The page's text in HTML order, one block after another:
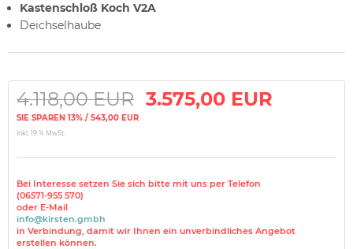
Kastenschloß Koch V2A
Deichselhaube
4.118,00 EUR 3.575,00 EUR
SIE SPAREN 13% / 543,00 EUR
inkl. 19 % MwSt.
Bei Interesse setzen Sie sich bitte mit uns per Telefon
(06571-955 570)
oder E-Mail
info@kirsten.gmbh
in Verbindung, damit wir Ihnen ein unverbindliches Angebot
erstellen können.